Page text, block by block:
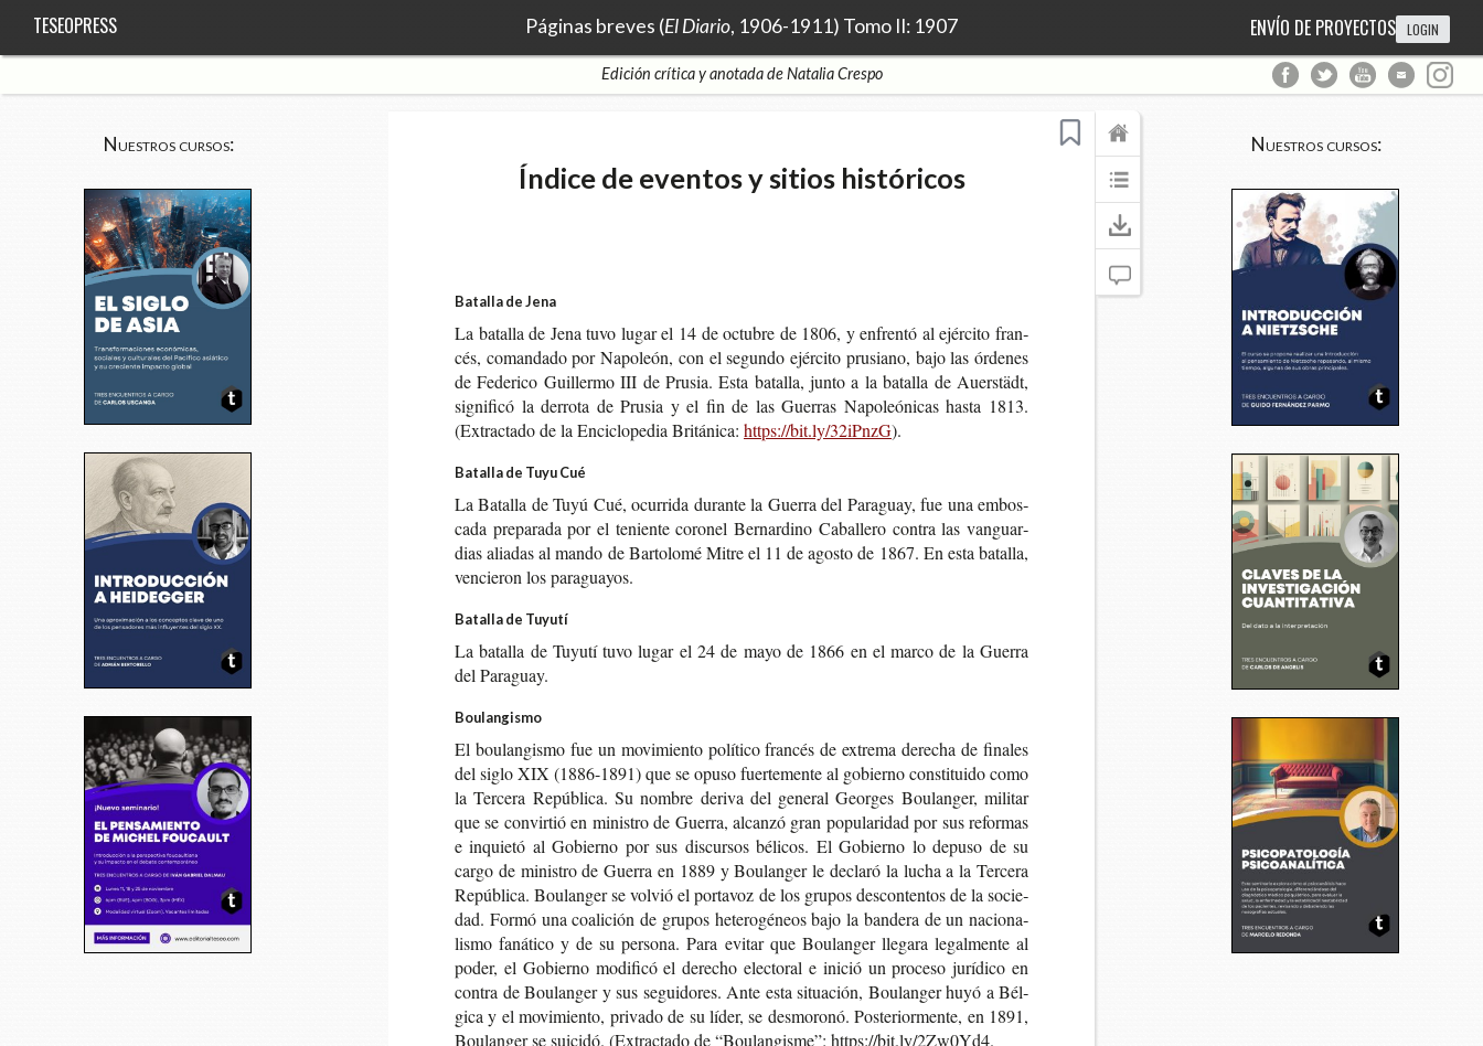
Páginas breves (El Diario, 1906-1911) Tomo II: 1907
TESEOPRESS ENVÍO DE PROYECTOS LOGIN
Edición crítica y anotada de Natalia Crespo
Nuestros cursos: Nuestros cursos:
Índice de eventos y sitios históricos
Batalla de Jena
La bata­lla de Jena tuvo lugar el 14 de octu­bre de 1806, y enfren­tó al ejér­ci­to fran­
cés, coman­da­do por Napo­león, con el segun­do ejér­ci­to pru­siano, bajo las órde­nes
de Fede­ri­co Gui­ller­mo III de Pru­sia. Esta bata­lla, junto a la bata­lla de Auerstädt,
sig­ni­fi­có la derro­ta de Pru­sia y el fin de las Gue­rras Napo­leó­ni­cas hasta 1813.
(Extrac­ta­do de la Enci­clo­pe­dia Británica: https://bit.ly/32iPnzG).
Batalla de Tuyu Cué
La Bata­lla de Tuyú Cué, ocu­rri­da duran­te la Gue­rra del Para­guay, fue una embos­
ca­da pre­pa­ra­da por el tenien­te coro­nel Ber­nar­dino Caba­lle­ro con­tra las van­guar­
dias alia­das al mando de Bar­to­lo­mé Mitre el 11 de agos­to de 1867. En esta bata­lla,
ven­cie­ron los paraguayos.
Batalla de Tuyutí
La bata­lla de Tuyu­tí tuvo lugar el 24 de mayo de 1866 en el marco de la Gue­rra
del Paraguay.
Boulangismo
El bou­lan­gis­mo fue un movi­mien­to polí­ti­co fran­cés de extre­ma dere­cha de fina­les
del siglo XIX (1886-​1891) que se opuso fuer­te­men­te al gobierno cons­ti­tui­do como
la Ter­ce­ra Repú­bli­ca. Su nom­bre deri­va del gene­ral Geor­ges Bou­lan­ger, mili­tar
que se con­vir­tió en minis­tro de Gue­rra, alcan­zó gran popu­la­ri­dad por sus refor­mas
e inquie­tó al Gobierno por sus dis­cur­sos béli­cos. El Gobierno lo depu­so de su
cargo de minis­tro de Gue­rra en 1889 y Bou­lan­ger le decla­ró la lucha a la Ter­ce­ra
Repú­bli­ca. Bou­lan­ger se vol­vió el por­ta­voz de los gru­pos des­con­ten­tos de la socie­
dad. Formó una coa­li­ción de gru­pos hete­ro­gé­neos bajo la ban­de­ra de un nacio­na­
lis­mo faná­ti­co y de su per­so­na. Para evi­tar que Bou­lan­ger lle­ga­ra legal­men­te al
poder, el Gobierno modi­fi­có el dere­cho elec­to­ral e inició un pro­ce­so jurí­di­co en
con­tra de Bou­lan­ger y sus segui­do­res. Ante esta situa­ción, Bou­lan­ger huyó a Bél­
gi­ca y el movi­mien­to, pri­va­do de su líder, se des­mo­ro­nó. Pos­te­rior­men­te, en 1891,
Bou­lan­ger se sui­ci­dó. (Extrac­ta­do de “Bou­lan­gis­me”: https://bit.ly/2Zw0Yd4.